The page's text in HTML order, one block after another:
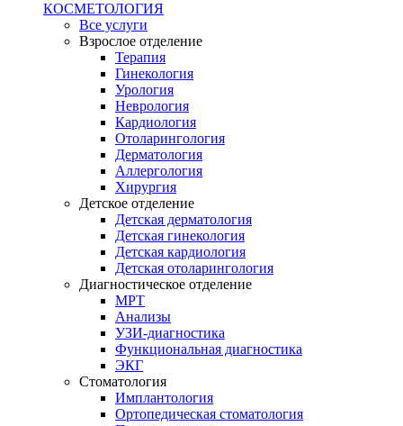
КОСМЕТОЛОГИЯ
Все услуги
Взрослое отделение
Терапия
Гинекология
Урология
Неврология
Кардиология
Отоларингология
Дерматология
Аллергология
Хирургия
Детское отделение
Детская дерматология
Детская гинекология
Детская кардиология
Детская отоларингология
Диагностическое отделение
МРТ
Анализы
УЗИ-диагностика
Функциональная диагностика
ЭКГ
Стоматология
Имплантология
Ортопедическая стоматология